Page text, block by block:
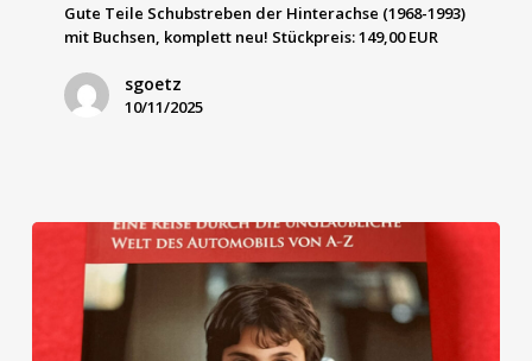
Gute Teile Schubstreben der Hinterachse (1968-1993)
mit Buchsen, komplett neu! Stückpreis: 149,00 EUR
sgoetz
10/11/2025